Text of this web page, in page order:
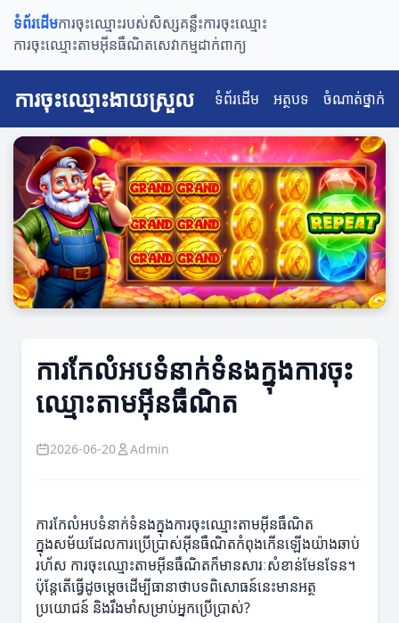
ទំព័រដើមការចុះឈ្មោះរបស់សិស្សគន្លឹះការចុះឈ្មោះ
ការចុះឈ្មោះតាមអ៊ីនធឺណិតសេវាកម្មដាក់ពាក្យ
ការចុះឈ្មោះងាយស្រួល ទំព័រដើម អត្ថបទ ចំណាត់ថ្នាក់
ការកែលំអបទំនាក់ទំនងក្នុងការចុះ
ឈ្មោះតាមអ៊ីនធឺណិត
2026-06-20 Admin
ការកែលំអបទំនាក់ទំនងក្នុងការចុះឈ្មោះតាមអ៊ីនធឺណិត
ក្នុងសម័យដែលការប្រើប្រាស់អ៊ីនធឺណិតកំពុងកើនឡើងយ៉ាងឆាប់
រហ័ស ការចុះឈ្មោះតាមអ៊ីនធឺណិតក៏មានសារៈសំខាន់មែនទែន។
ប៉ុន្តែតើធ្វើដូចម្តេចដើម្បីធានាថាបទពិសោធន៍នេះមានអត្ថ
ប្រយោជន៍ និងរឹងមាំសម្រាប់អ្នកប្រើប្រាស់?